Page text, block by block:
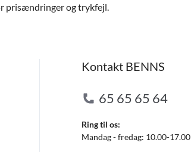
prisændringer og trykfejl.
Kontakt BENNS
65 65 65 64
Ring til os:
Mandag - fredag: 10.00-17.00